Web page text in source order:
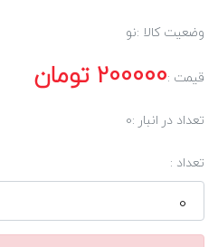
وضعیت کالا :نو
قیمت :200000 تومان
تعداد در انبار :0
تعداد :